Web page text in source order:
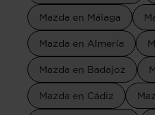
Mazda en Málaga
Mazda en Almería
Mazda en Badajoz
Mazda en Cádiz